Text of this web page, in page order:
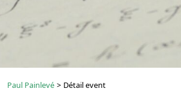
Paul Painlevé > Détail event